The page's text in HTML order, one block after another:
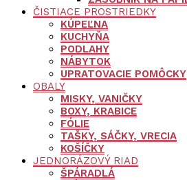
ČISTIACE PROSTRIEDKY
KÚPEĽNA
KUCHYŇA
PODLAHY
NÁBYTOK
UPRATOVACIE POMÔCKY
OBALY
MISKY, VANIČKY
BOXY, KRABICE
FÓLIE
TAŠKY, SÁČKY, VRECIA
KOŠÍČKY
JEDNORÁZOVÝ RIAD
ŠPÁRADLÁ